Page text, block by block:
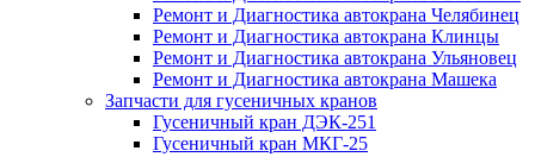
Ремонт и Диагностика автокрана Челябинец
Ремонт и Диагностика автокрана Клинцы
Ремонт и Диагностика автокрана Ульяновец
Ремонт и Диагностика автокрана Машека
Запчасти для гусеничных кранов
Гусеничный кран ДЭК-251
Гусеничный кран МКГ-25